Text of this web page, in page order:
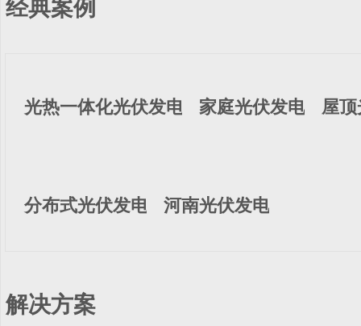
经典案例
光热一体化光伏发电 家庭光伏发电 屋
分布式光伏发电 河南光伏发电
解决方案